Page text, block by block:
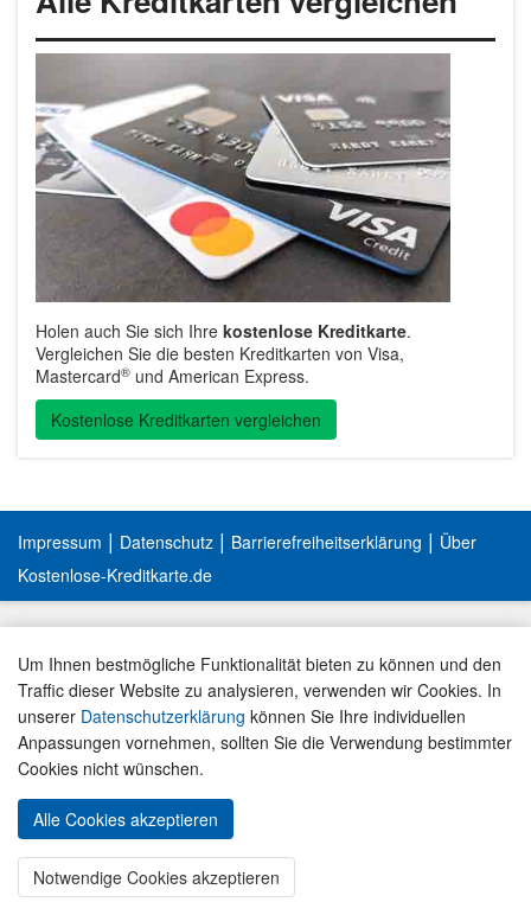
Um Ihnen bestmögliche Funktionalität bieten zu können und den
Traffic dieser Website zu analysieren, verwenden wir Cookies. In
unserer Datenschutzerklärung können Sie Ihre individuellen
Anpassungen vornehmen, sollten Sie die Verwendung bestimmter
Cookies nicht wünschen.
Alle Cookies akzeptieren
Notwendige Cookies akzeptieren
Holen auch Sie sich Ihre kostenlose Kreditkarte.
Vergleichen Sie die besten Kreditkarten von Visa,
Mastercard® und American Express.
Kostenlose Kreditkarten vergleichen
« ZUM KARTEN-VERGLEICH
Impressum | Datenschutz | Barrierefreiheitserklärung | Über
Kostenlose-Kreditkarte.de